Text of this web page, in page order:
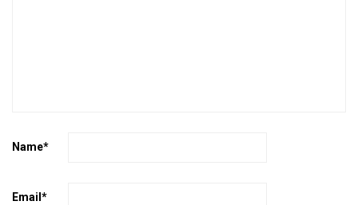
Name*
Email *